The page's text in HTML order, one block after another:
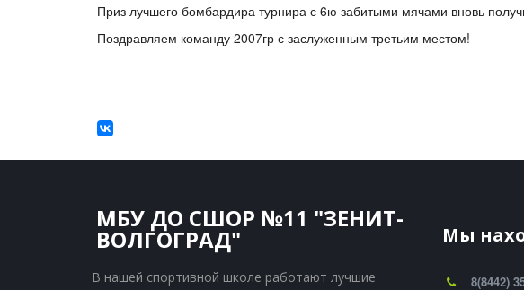
Приз лучшего бомбардира турнира с 6ю забитыми мячами вновь
Поздравляем команду 2007гр с заслуженным третьим местом!
МБУ ДО СШОР №11 "ЗЕНИТ-
ВОЛГОГРАД"
В нашей спортивной школе работают лучшие
Мы
8(8442)